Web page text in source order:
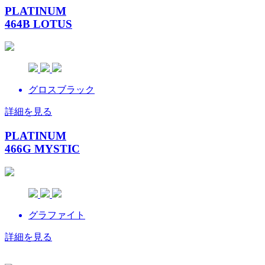
PLATINUM
464B LOTUS
グロスブラック
詳細を見る
PLATINUM
466G MYSTIC
グラファイト
詳細を見る